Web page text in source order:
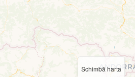
Schimbă harta